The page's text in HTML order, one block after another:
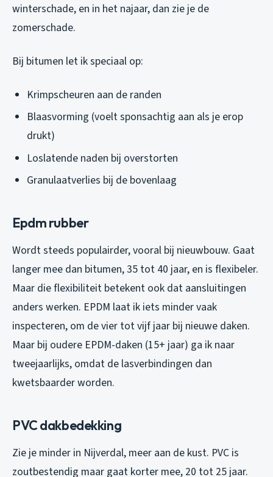
winterschade, en in het najaar, dan zie je de
zomerschade.
Bij bitumen let ik speciaal op:
Krimpscheuren aan de randen
Blaasvorming (voelt sponsachtig aan als je erop
drukt)
Loslatende naden bij overstorten
Granulaatverlies bij de bovenlaag
Epdm rubber
Wordt steeds populairder, vooral bij nieuwbouw. Gaat
langer mee dan bitumen, 35 tot 40 jaar, en is flexibeler.
Maar die flexibiliteit betekent ook dat aansluitingen
anders werken. EPDM laat ik iets minder vaak
inspecteren, om de vier tot vijf jaar bij nieuwe daken.
Maar bij oudere EPDM-daken (15+ jaar) ga ik naar
tweejaarlijks, omdat de lasverbindingen dan
kwetsbaarder worden.
PVC dakbedekking
Zie je minder in Nijverdal, meer aan de kust. PVC is
zoutbestendig maar gaat korter mee, 20 tot 25 jaar.